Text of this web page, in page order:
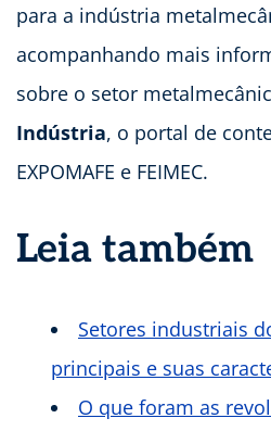
para a indústria
acompanhando mais
sobre o setor
Indústria, o portal de
EXPOMAFE e FEIMEC.
Leia também
Setores industriais
principais e suas
O que foram as